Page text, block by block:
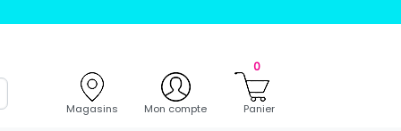
Magasins Mon compte
0
Panier